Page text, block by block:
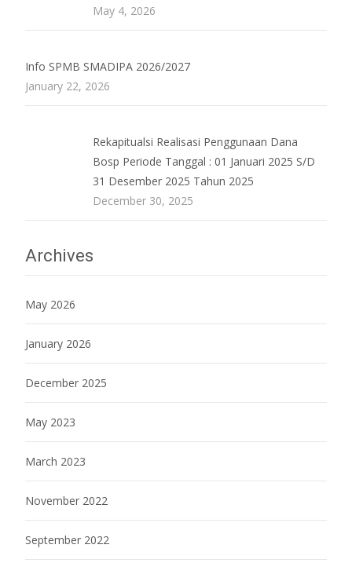
May 4, 2026
Info SPMB SMADIPA 2026/2027
January 22, 2026
Rekapitualsi Realisasi Penggunaan Dana
Bosp Periode Tanggal : 01 Januari 2025 S/D
31 Desember 2025 Tahun 2025
December 30, 2025
Archives
May 2026
January 2026
December 2025
May 2023
March 2023
November 2022
September 2022